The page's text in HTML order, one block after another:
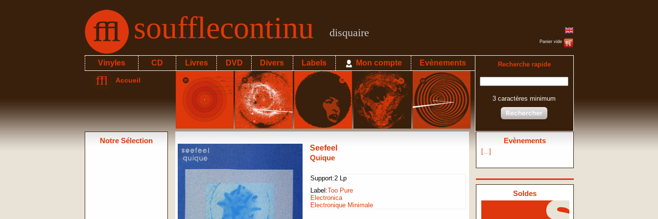
soufflecontinu disquaire
Panier vide
Vinyles CD Livres DVD Divers Labels Mon compte Evènements Recherche rapide
3 caractères minimum
Rechercher
Accueil
Evènements
[...]
Soldes
Notre Sélection
Seefeel
Quique
Support:2 Lp
Label:Too Pure
Electronica
Electronique Minimale